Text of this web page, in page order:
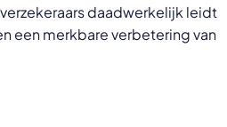
daadwerkelijk leidt
een merkbare verbetering van